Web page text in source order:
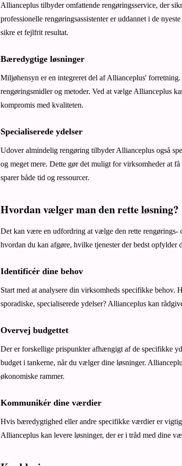
Allianceplus tilbyder omfattende rengøringsservice, der
professionelle rengøringsassistenter er uddannet i de
sikre et fejlfrit resultat.
Bæredygtige løsninger
Miljøhensyn er en integreret del af Allianceplus'
rengøringsmidler og metoder. Ved at vælge Allianceplus
kompromis med kvaliteten.
Specialiserede ydelser
Udover almindelig rengøring tilbyder Allianceplus også
og meget mere. Dette gør det muligt for virksomheder at
sparer både tid og ressourcer.
Hvordan vælger man den rette løsning?
Det kan være en udfordring at vælge den rette
hvordan du kan afgøre, hvilke tjenester der bedst opfylder
Identificér dine behov
Start med at analysere din virksomheds specifikke
sporadiske, specialiserede ydelser? Allianceplus kan
Overvej budgettet
Der er forskellige prispunkter afhængigt af de specifikke
budget i tankerne, når du vælger dine løsninger.
økonomiske rammer.
Kommunikér dine værdier
Hvis bæredygtighed eller andre specifikke værdier er
Allianceplus kan levere løsninger, der er i tråd med dine